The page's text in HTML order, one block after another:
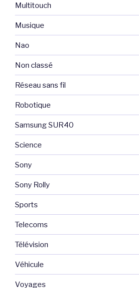
Multitouch
Musique
Nao
Non classé
Réseau sans fil
Robotique
Samsung SUR40
Science
Sony
Sony Rolly
Sports
Telecoms
Télévision
Véhicule
Voyages